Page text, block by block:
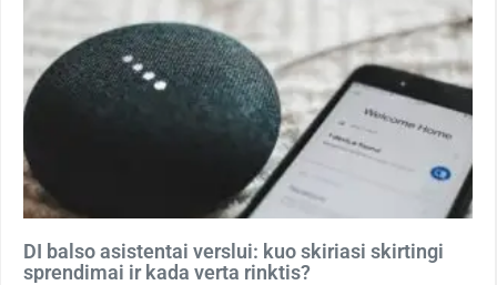
DI balso asistentai verslui: kuo skiriasi skirtingi
sprendimai ir kada verta rinktis?